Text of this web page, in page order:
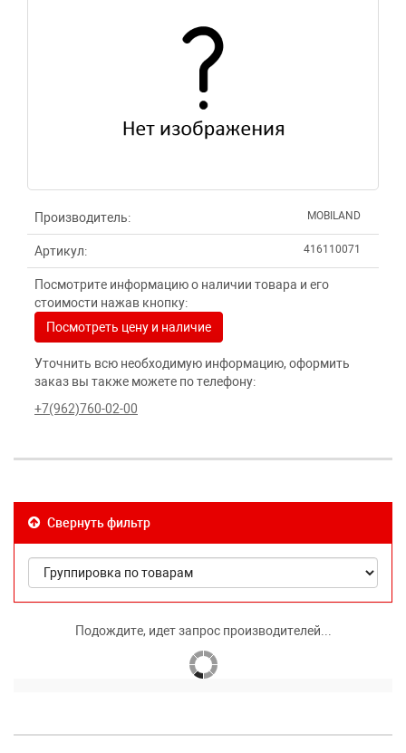
Производитель: MOBILAND
Артикул: 416110071
Посмотрите информацию о наличии товара и его
стоимости нажав кнопку:
Посмотреть цену и наличие
Уточнить всю необходимую информацию, оформить
заказ вы также можете по телефону:
+7(962)760-02-00
Свернуть фильтр
Подождите, идет запрос производителей...